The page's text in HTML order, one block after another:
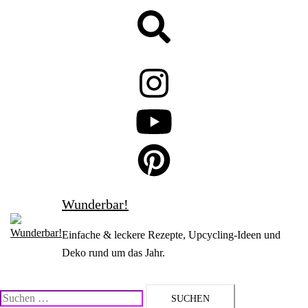
Wunderbar!
Einfache & leckere Rezepte, Upcycling-Ideen und
Deko rund um das Jahr.
Suchen